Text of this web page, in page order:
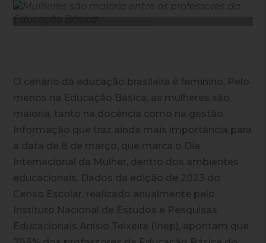
O cenário da educação brasileira é feminino. Pelo
menos na Educação Básica, as mulheres são
maioria, tanto na docência como na gestão.
Informação que traz ainda mais importância para
a data de 8 de março, que marca o Dia
Internacional da Mulher, dentro dos ambientes
educacionais. Dados da edição de 2023 do
Censo Escolar, realizado anualmente pelo
Instituto Nacional de Estudos e Pesquisas
Educacionais Anísio Teixeira (Inep), apontam que